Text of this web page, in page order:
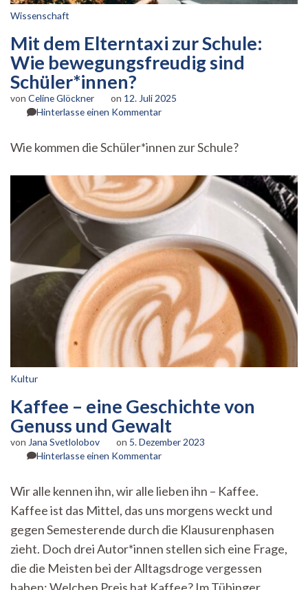
Wissenschaft
Mit dem Elterntaxi zur Schule:
Wie bewegungsfreudig sind
Schüler*innen?
von Celine Glöckner on 12. Juli 2025
Hinterlasse einen Kommentarzu
Elterntaxi
Schule:
Wie
bewegungsfreudig
Schüler*innen?
Wie kommen die Schüler*innen zur Schule?
Kultur
Kaffee – eine Geschichte von
Genuss und Gewalt
von Jana Svetlolobov on 5. Dezember 2023
Hinterlasse einen Kommentarzu
eine
Geschichte
von
Genuss
und
Gewalt
Wir alle kennen ihn, wir alle lieben ihn – Kaffee.
Kaffee ist das Mittel, das uns morgens weckt und
gegen Semesterende durch die Klausurenphasen
zieht. Doch drei Autor*innen stellen sich eine Frage,
die die Meisten bei der Alltagsdroge vergessen